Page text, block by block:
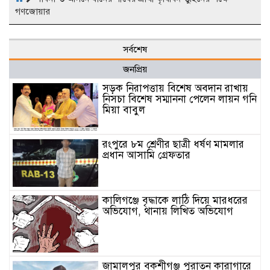
গণজোয়ার
সর্বশেষ
জনপ্রিয়
সড়ক নিরাপত্তায় বিশেষ অবদান রাখায়
নিসচা বিশেষ সম্মাননা পেলেন লায়ন গনি
মিয়া বাবুল
রংপুরে ৮ম শ্রেণীর ছাত্রী ধর্ষণ মামলার
প্রধান আসামি গ্রেফতার
কালিগঞ্জে বৃদ্ধাকে লাঠি দিয়ে মারধরের
অভিযোগ, থানায় লিখিত অভিযোগ
জামালপুর বকশীগঞ্জ পুরাতন কারাগারে